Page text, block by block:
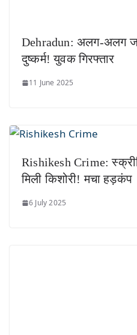
Dehradun: अलग-अलग
दुष्कर्म! युवक गिरफ्तार
11 June 2025
Rishikesh Crime:
मिली किशोरी! मचा हड़कंप
6 July 2025